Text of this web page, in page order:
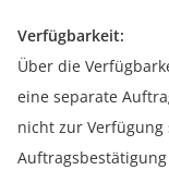
Verfügbarkeit:
Über die
eine separate
nicht zur